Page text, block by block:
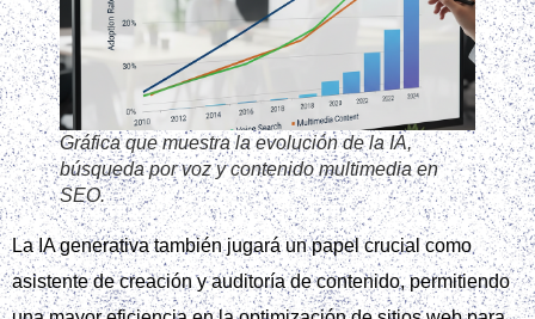
Gráfica que muestra la evolución de la IA,
búsqueda por voz y contenido multimedia en
SEO.
La IA generativa también jugará un papel crucial como
asistente de creación y auditoría de contenido, permitiendo